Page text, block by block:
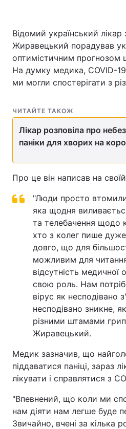
Відомий український лікар
Жиравецький порадував
оптимістичним прогнозом
На думку медика, COVID-
ми могли спостерігати з
ЧИТАЙТЕ ТАКОЖ
Лікар розповіла про
паніки для хворих на
Про це він написав на своїй
"Люди просто
яка щодня
та телебачення щодо
хто з колег пише
довго, що для
можливим для
відсутність медичної
свою роль. Нам
вірус як несподівано
несподівано зникне,
різними штамами
Жиравецький.
Медик зазначив, що
піддаватися паніці, зараз
лікувати і справлятися з
"Впевнений, що коли ми
нам діяти нам легше буде
Звичайно, вчені за кілька